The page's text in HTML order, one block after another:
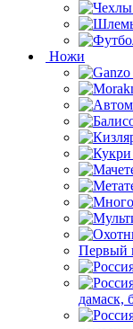
Ножи
Первый
дамаск,